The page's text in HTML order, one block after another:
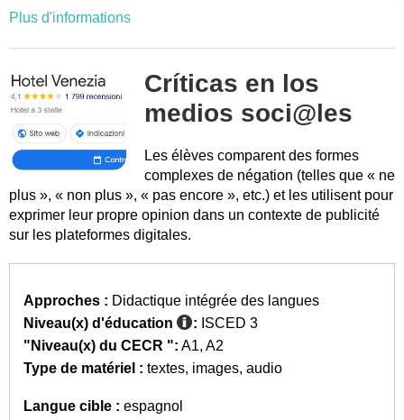
Plus d'informations
Críticas en los
medios soci@les
Les élèves comparent des formes
complexes de négation (telles que « ne
plus », « non plus », « pas encore », etc.) et les utilisent pour
exprimer leur propre opinion dans un contexte de publicité
sur les plateformes digitales.
Approches : Didactique intégrée des langues
Niveau(x) d'éducation
: ISCED 3
"Niveau(x) du CECR ": A1 A2
Type de matériel : textes images audio
Langue cible : espagnol